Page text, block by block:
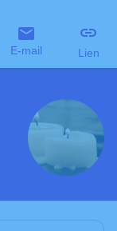
E-mail Lien